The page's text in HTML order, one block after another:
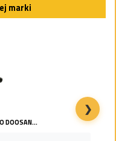
marki
FILTR PALIWA GŁÓWNY DO KOPARKI DOOSAN DEVELON...
❯